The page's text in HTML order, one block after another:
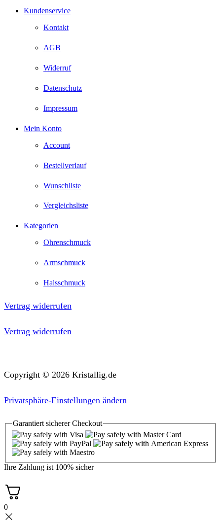
Kundenservice
Kontakt
AGB
Widerruf
Datenschutz
Impressum
Mein Konto
Account
Bestellverlauf
Wunschliste
Vergleichsliste
Kategorien
Ohrenschmuck
Armschmuck
Halsschmuck
Vertrag widerrufen
Vertrag widerrufen
Copyright © 2026 Kristallig.de
Privatsphäre-Einstellungen ändern
Garantiert sichererCheckout
Ihre Zahlung ist 100% sicher
0